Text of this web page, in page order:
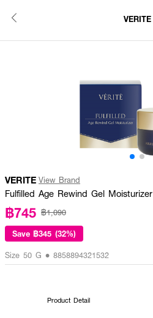
VERITE
VERITE View Brand
Fulfilled Age Rewind Gel Moisturizer
฿745 ฿1,090
Save ฿345 (32%)
Size 50 G • 8858894321532
Product Detail